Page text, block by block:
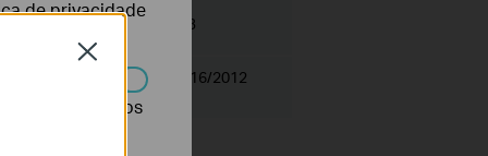
Tamanho: 28.77 MB
Server2022/2019/2016/2012
Close
de privacidade
desativados nos